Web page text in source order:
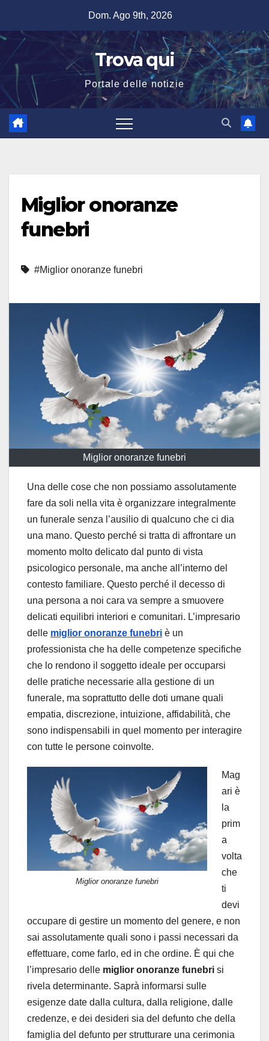
contenuto
Dom. Ago 9th, 2026
Trova qui
Portale delle notizie
Miglior onoranze
funebri
#Miglior onoranze funebri
Miglior onoranze funebri
Una delle cose che non possiamo assolutamente
fare da soli nella vita è organizzare integralmente
un funerale senza l’ausilio di qualcuno che ci dia
una mano. Questo perché si tratta di affrontare un
momento molto delicato dal punto di vista
psicologico personale, ma anche all’interno del
contesto familiare. Questo perché il decesso di
una persona a noi cara va sempre a smuovere
delicati equilibri interiori e comunitari. L’impresario
delle miglior onoranze funebri è un
professionista che ha delle competenze specifiche
che lo rendono il soggetto ideale per occuparsi
delle pratiche necessarie alla gestione di un
funerale, ma soprattutto delle doti umane quali
empatia, discrezione, intuizione, affidabilità, che
sono indispensabili in quel momento per interagire
con tutte le persone coinvolte.
Miglior onoranze funebri
Mag
ari è
la
prim
a
volta
che
ti
devi
occupare di gestire un momento del genere, e non
sai assolutamente quali sono i passi necessari da
effettuare, come farlo, ed in che ordine. È qui che
l’impresario delle miglior onoranze funebri si
rivela determinante. Saprà informarsi sulle
esigenze date dalla cultura, dalla religione, dalle
credenze, e dei desideri sia del defunto che della
famiglia del defunto per strutturare una cerimonia